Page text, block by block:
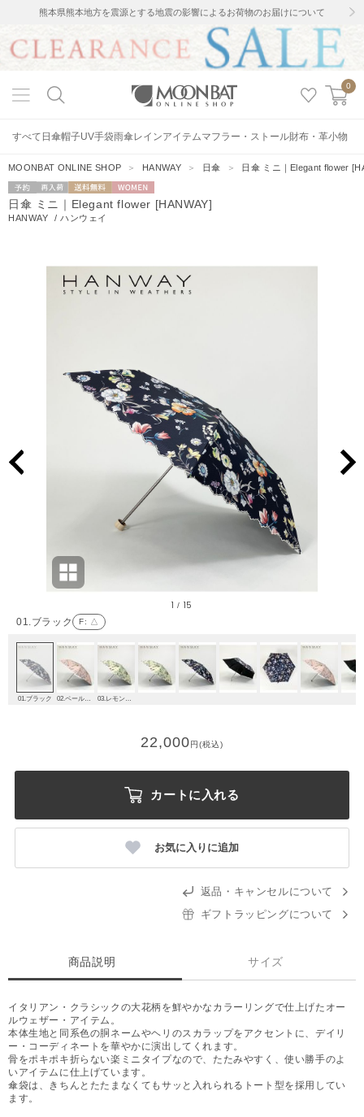
熊本県熊本地方を震源とする地震の影響によるお荷物のお届けについて
0
すべて 日傘帽子UV手袋雨傘レインアイテムマフラー・ストール財布・革小物
MOONBAT ONLINE SHOP ＞ HANWAY ＞ 日傘 ＞ 日傘 ミニ｜Elegant flower
予約 再入荷 送料無料 WOMEN
日傘 ミニ｜Elegant flower [HANWAY]
HANWAY /ハンウェイ
01.ブラック F: △
1 / 15
01.ブラック
22,000円(税込)
カートに入れる
お気に入りに追加
返品・キャンセルについて
ギフトラッピングについて
商品説明 サイズ
イタリアン・クラシックの大花柄を鮮やかなカラーリングで仕上げたオー
ルウェザー・アイテム。
本体生地と同系色の胴ネームやヘリのスカラップをアクセントに、デイリ
ー・コーディネートを華やかに演出してくれます。
骨をポキポキ折らない楽ミニタイプなので、たたみやすく、使い勝手のよ
いアイテムに仕上げています。
傘袋は、きちんとたたまなくてもサッと入れられるトート型を採用してい
ます。